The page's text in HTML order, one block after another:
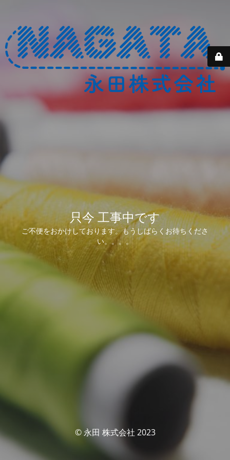
只今 工事中です
ご不便をおかけしております。もうしばらくお待ちくださ
い。。。。
© 永田 株式会社 2023